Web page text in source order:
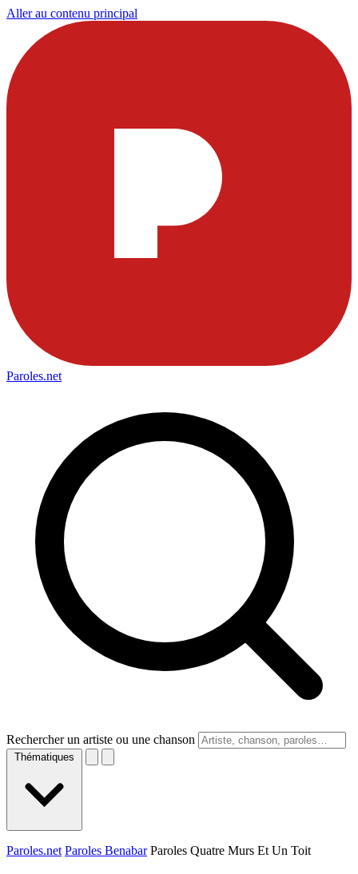
Aller au contenu principal
Paroles.net
Rechercher un artiste ou une chanson
Thématiques
Paroles.net Paroles Benabar Paroles Quatre Murs Et Un Toit